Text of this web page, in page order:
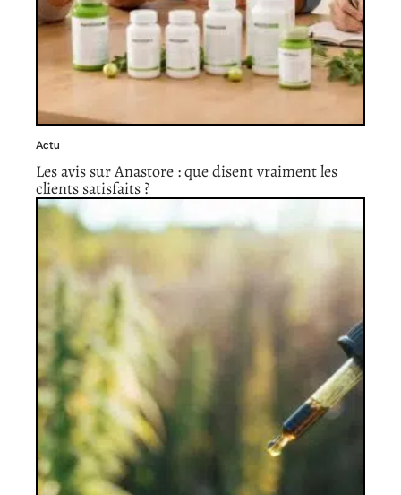
Actu
Les avis sur Anastore : que disent vraiment les
clients satisfaits ?